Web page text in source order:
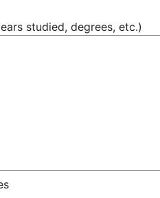
studied, degrees, etc.)